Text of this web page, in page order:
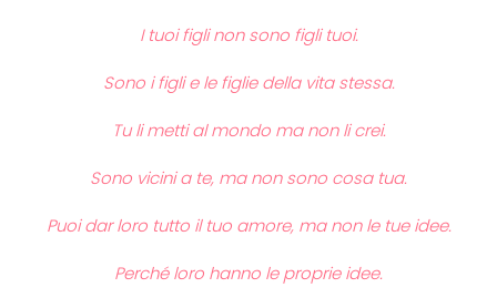
I tuoi figli non sono figli tuoi.
Sono i figli e le figlie della vita stessa.
Tu li metti al mondo ma non li crei.
Sono vicini a te, ma non sono cosa tua.
Puoi dar loro tutto il tuo amore, ma non le tue idee.
Perché loro hanno le proprie idee.